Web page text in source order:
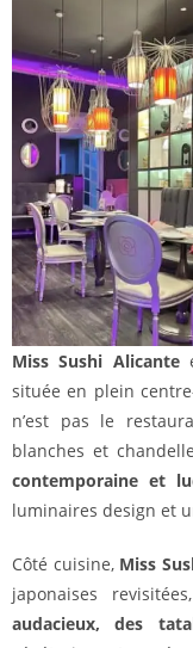
Miss Sushi Alicante
située en plein
n’est pas le
blanches et
contemporaine et
luminaires design et
Côté cuisine, Miss
japonaises
audacieux, des